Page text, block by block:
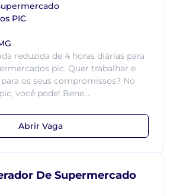
PIC
reduzida de 4 horas diárias para
pic. Quer trabalhar e
os seus compromissos? No
você pode! Bene...
Abrir Vaga
De Supermercado